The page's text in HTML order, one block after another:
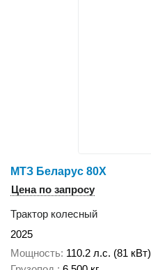
МТЗ Беларус 80Х
Цена по запросу
Трактор колесный
2025
Мощность 110.2 л.с. (81 кВт)